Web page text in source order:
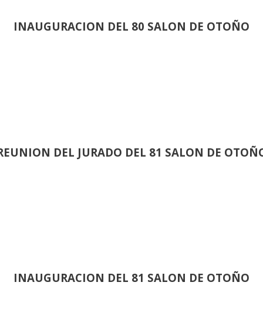
INAUGURACION DEL 80 SALON DE OTOÑO
DEL JURADO DEL 81 SALON DE
INAUGURACION DEL 81 SALON DE OTOÑO